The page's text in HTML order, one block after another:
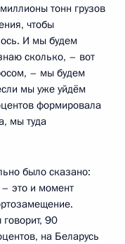
тонн грузов
чтобы
И мы будем
сколько, – вот
– мы будем
мы уже уйдём
формировала
мы туда
было сказано:
это и момент
90
на Беларусь